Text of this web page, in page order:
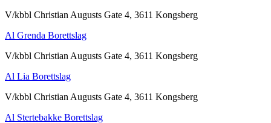
V/kbbl Christian Augusts Gate 4, 3611 Kongsberg
Al Grenda Borettslag
V/kbbl Christian Augusts Gate 4, 3611 Kongsberg
Al Lia Borettslag
V/kbbl Christian Augusts Gate 4, 3611 Kongsberg
Al Stertebakke Borettslag